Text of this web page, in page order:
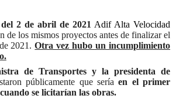
2 de abril de 2021 Adif Alta Velocidad
de los mismos proyectos antes de finalizar el
2021.Otra vez hubo un incumplimiento
de Transportes y la presidenta de
públicamente que seríaen el primer
se licitarían las obras.